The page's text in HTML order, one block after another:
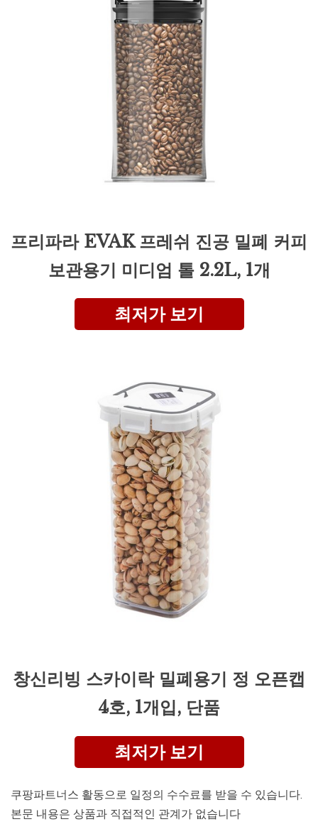
프리파라 EVAK 프레쉬 진공 밀폐 커피
보관용기 미디엄 톨 2.2L, 1개
최저가 보기
창신리빙 스카이락 밀폐용기 정 오픈캡
4호, 1개입, 단품
최저가 보기
쿠팡파트너스 활동으로 일정의 수수료를 받을 수 있습니다.
본문 내용은 상품과 직접적인 관계가 없습니다